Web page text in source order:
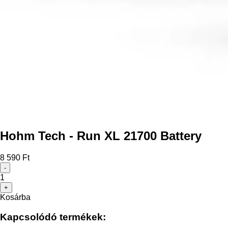
Hohm Tech - Run XL 21700 Battery
8 590 Ft
-
1
+
Kosárba
Kapcsolódó termékek: